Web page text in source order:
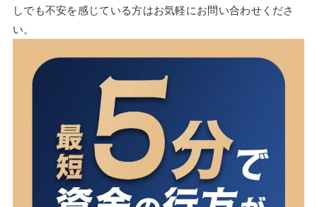
しでも不安を感じている方はお気軽にお問い合わせくださ
い。